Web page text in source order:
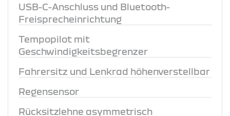
USB-C-Anschluss und Bluetooth-
Freisprecheinrichtung
Tempopilot mit
Geschwindigkeitsbegrenzer
Fahrersitz und Lenkrad höhenverstellbar
Regensensor
Rücksitzlehne asymmetrisch